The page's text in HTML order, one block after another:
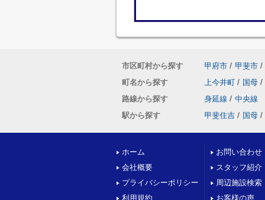
市区町村から探す 甲府市 / 甲斐市 /
町名から探す
上今井町 / 国母 /
路線から探す
身延線 / 中央線
駅から探す
甲斐住吉 / 国母 /
ホーム
会社概要
プライバシーポリシー
利用規約
お問い合わせ
スタッフ紹介
周辺施設検索
お客様の声